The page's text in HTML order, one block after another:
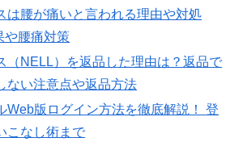
は腰が痛いと言われる理由や対処
や腰痛対策
（NELL）を返品した理由は？返品で
ない注意点や返品方法
Web版ログイン方法を徹底解説！ 登
こなし術まで